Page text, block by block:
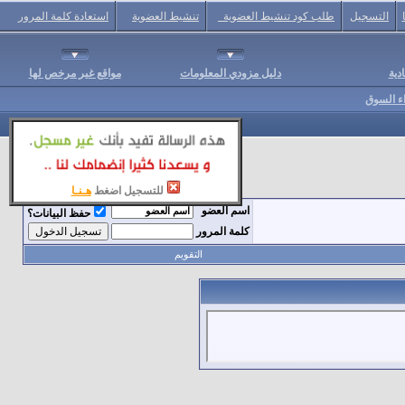
للتسجيل اضغط هـنـا
التسجيل طلب كود تنشيط العضوية تنشيط العضوية استعادة كلمة المرور
دليل مزودي المعلومات مواقع غير مرخص لها
السوق
اسم العضو
حفظ البيانات؟
كلمة المرور
التقويم